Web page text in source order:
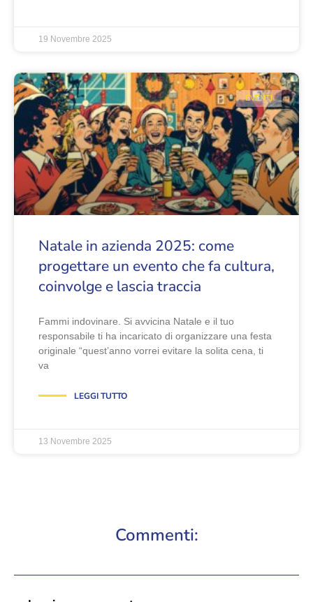
19 Novembre 2025
EVENTI
Natale in azienda 2025: come
progettare un evento che fa cultura,
coinvolge e lascia traccia
Fammi indovinare. Si avvicina Natale e il tuo
responsabile ti ha incaricato di organizzare una festa
originale “quest’anno vorrei evitare la solita cena, ti
va
LEGGI TUTTO
13 Novembre 2025
Commenti: